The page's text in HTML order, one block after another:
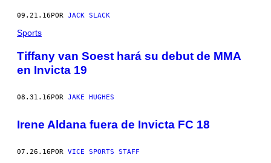
09.21.16 POR JACK SLACK
Sports
Tiffany van Soest hará su debut de MMA
en Invicta 19
08.31.16POR JAKE HUGHES
Irene Aldana fuera de Invicta FC 18
07.26.16POR VICE SPORTS STAFF